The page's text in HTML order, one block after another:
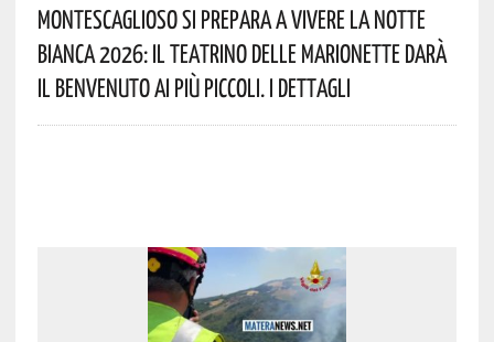
Montescaglioso Si Prepara A Vivere La Notte
Bianca 2026: Il Teatrino Delle Marionette Darà
Il Benvenuto Ai Più Piccoli. I Dettagli